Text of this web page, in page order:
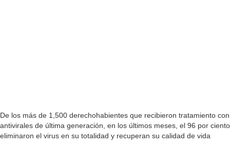
De los más de 1,500 derechohabientes que recibieron tratamiento con
antivirales de última generación, en los últimos meses, el 96 por ciento
eliminaron el virus en su totalidad y recuperan su calidad de vida